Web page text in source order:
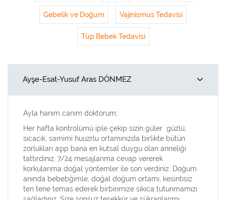
Gebelik ve Doğum Vajinismus Tedavisi
Tüp Bebek Tedavisi
Ayşe-Esat-Yusuf Aras DÖNMEZ
Ayla hanım canım doktorum;
Her hafta kontrolümü iple çekip sizin güler güzlü,
sıcacık, samimi huuzrlu ortamınızda birlikte bütün
zorlukları aşıp bana en kutsal duygu olan anneliği
tattırdınız. 7/24 mesajlarıma cevap vererek
korkularıma doğal yöntemler ile son verdiniz. Doğum
anında bebebğimle, doğal doğum ortamı, kesintisiz
ten tene temas ederek birbirimize sıkıca tutunmamızı